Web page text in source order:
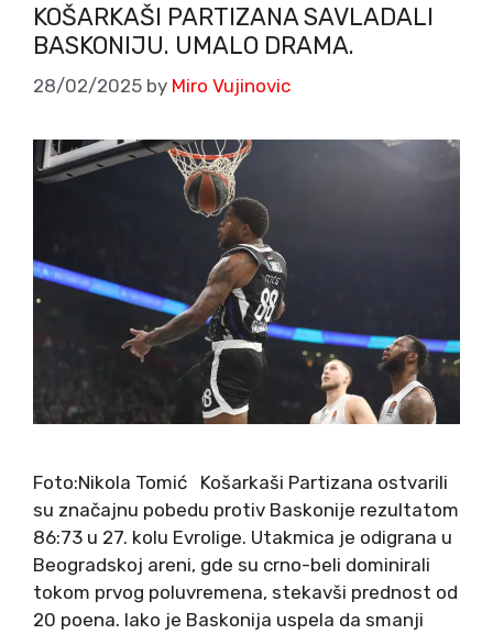
KOŠARKAŠI PARTIZANA SAVLADALI
BASKONIJU. UMALO DRAMA.
28/02/2025 by Miro Vujinovic
Foto:Nikola Tomić Košarkaši Partizana ostvarili
su značajnu pobedu protiv Baskonije rezultatom
86:73 u 27. kolu Evrolige. Utakmica je odigrana u
Beogradskoj areni, gde su crno-beli dominirali
tokom prvog poluvremena, stekavši prednost od
20 poena. Iako je Baskonija uspela da smanji